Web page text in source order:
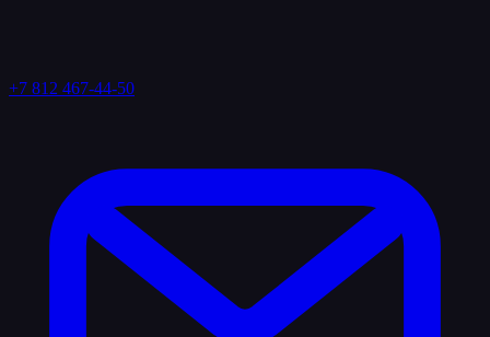
+7 812 467-44-50